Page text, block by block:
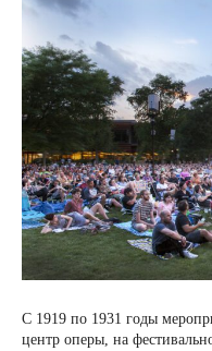
С 1919 по 1931 годы
центр оперы, на